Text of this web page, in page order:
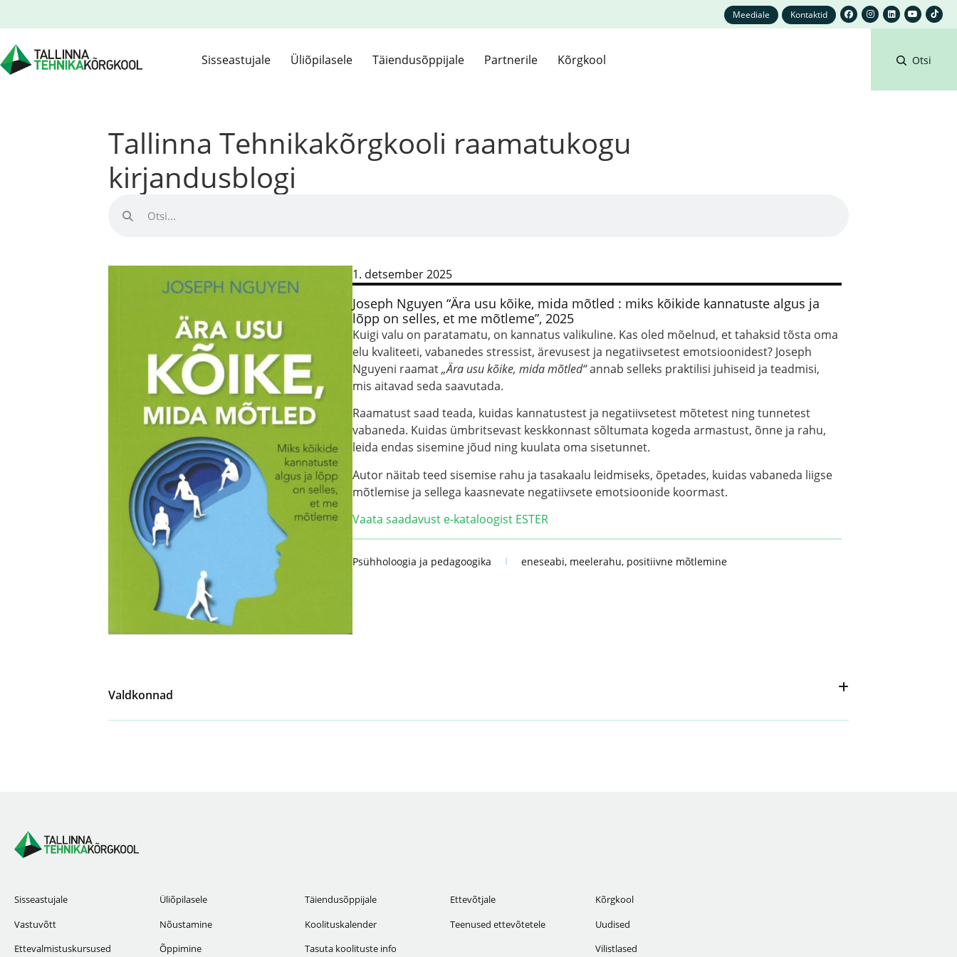
Meediale Kontaktid
Sisseastujale Üliõpilasele Täiendusõppijale Partnerile Kõrgkool Otsi
Tallinna Tehnikakõrgkooli raamatukogu
kirjandusblogi
1. detsember 2025
Joseph Nguyen “Ära usu kõike, mida mõtled : miks kõikide kannatuste algus ja
lõpp on selles, et me mõtleme”, 2025
Kuigi valu on paratamatu, on kannatus valikuline. Kas oled mõelnud, et tahaksid tõsta oma
elu kvaliteeti, vabanedes stressist, ärevusest ja negatiivsetest emotsioonidest? Joseph
Nguyeni raamat„Ära usu kõike, mida mõtled“annab selleks praktilisi juhiseid ja teadmisi,
mis aitavad seda saavutada.
Raamatust saad teada, kuidas kannatustest ja negatiivsetest mõtetest ning tunnetest
vabaneda. Kuidas ümbritsevast keskkonnast sõltumata kogeda armastust, õnne ja rahu,
leida endas sisemine jõud ning kuulata oma sisetunnet.
Autor näitab teed sisemise rahu ja tasakaalu leidmiseks, õpetades, kuidas vabaneda liigse
mõtlemise ja sellega kaasnevate negatiivsete emotsioonide koormast.
Vaata saadavust e-kataloogist ESTER
Psühholoogia ja pedagoogika eneseabi, meelerahu, positiivne mõtlemine
Valdkonnad
Sisseastujale
Vastuvõtt
Ettevalmistuskursused
Üliõpilasele
Nõustamine
Õppimine
Täiendusõppijale
Koolituskalender
Tasuta koolituste info
Ettevõtjale
Teenused ettevõtetele
Kõrgkool
Uudised
Vilistlased